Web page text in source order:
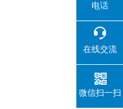
电话
在线交流
微信扫一扫